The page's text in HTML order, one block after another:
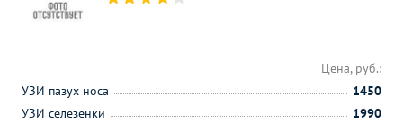
Цена, руб.:
УЗИ пазух носа
1450
УЗИ селезенки
1990